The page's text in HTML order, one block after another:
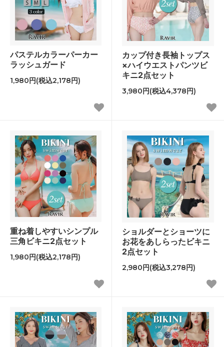
パステルカラーパーカー
ラッシュガード
1,980円(税込2,178円)
カップ付き長袖トップス
×ハイウエストパンツビ
キニ2点セット
3,980円(税込4,378円)
重ね着しやすいシンプル
三角ビキニ2点セット
1,980円(税込2,178円)
ショルダーとショーツに
お花をあしらったビキニ
2点セット
2,980円(税込3,278円)